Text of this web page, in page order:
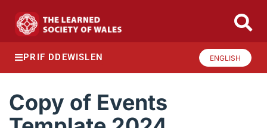
PRIF DDEWISLEN ENGLISH
Copy of Events